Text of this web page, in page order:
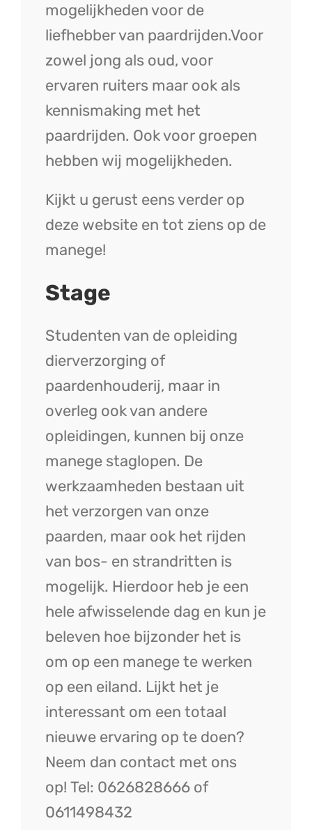
mogelijkheden voor de
liefhebber van paardrijden.Voor
zowel jong als oud, voor
ervaren ruiters maar ook als
kennismaking met het
paardrijden. Ook voor groepen
hebben wij mogelijkheden.
Kijkt u gerust eens verder op
deze website en tot ziens op de
manege!
Stage
Studenten van de opleiding
dierverzorging of
paardenhouderij, maar in
overleg ook van andere
opleidingen, kunnen bij onze
manege staglopen. De
werkzaamheden bestaan uit
het verzorgen van onze
paarden, maar ook het rijden
van bos- en strandritten is
mogelijk. Hierdoor heb je een
hele afwisselende dag en kun je
beleven hoe bijzonder het is
om op een manege te werken
op een eiland. Lijkt het je
interessant om een totaal
nieuwe ervaring op te doen?
Neem dan contact met ons
op! Tel: 0626828666 of
0611498432